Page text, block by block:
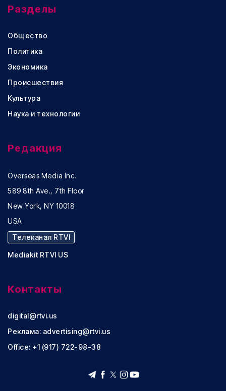
Разделы
Общество
Политика
Экономика
Происшествия
Культура
Наука и технологии
Редакция
Overseas Media Inc.
589 8th Ave., 7th Floor
New York, NY 10018
USA
Телеканал RTVI
Mediakit RTVI US
Контакты
digital@rtvi.us
Реклама: advertising@rtvi.us
Office: +1 (917) 722-98-38